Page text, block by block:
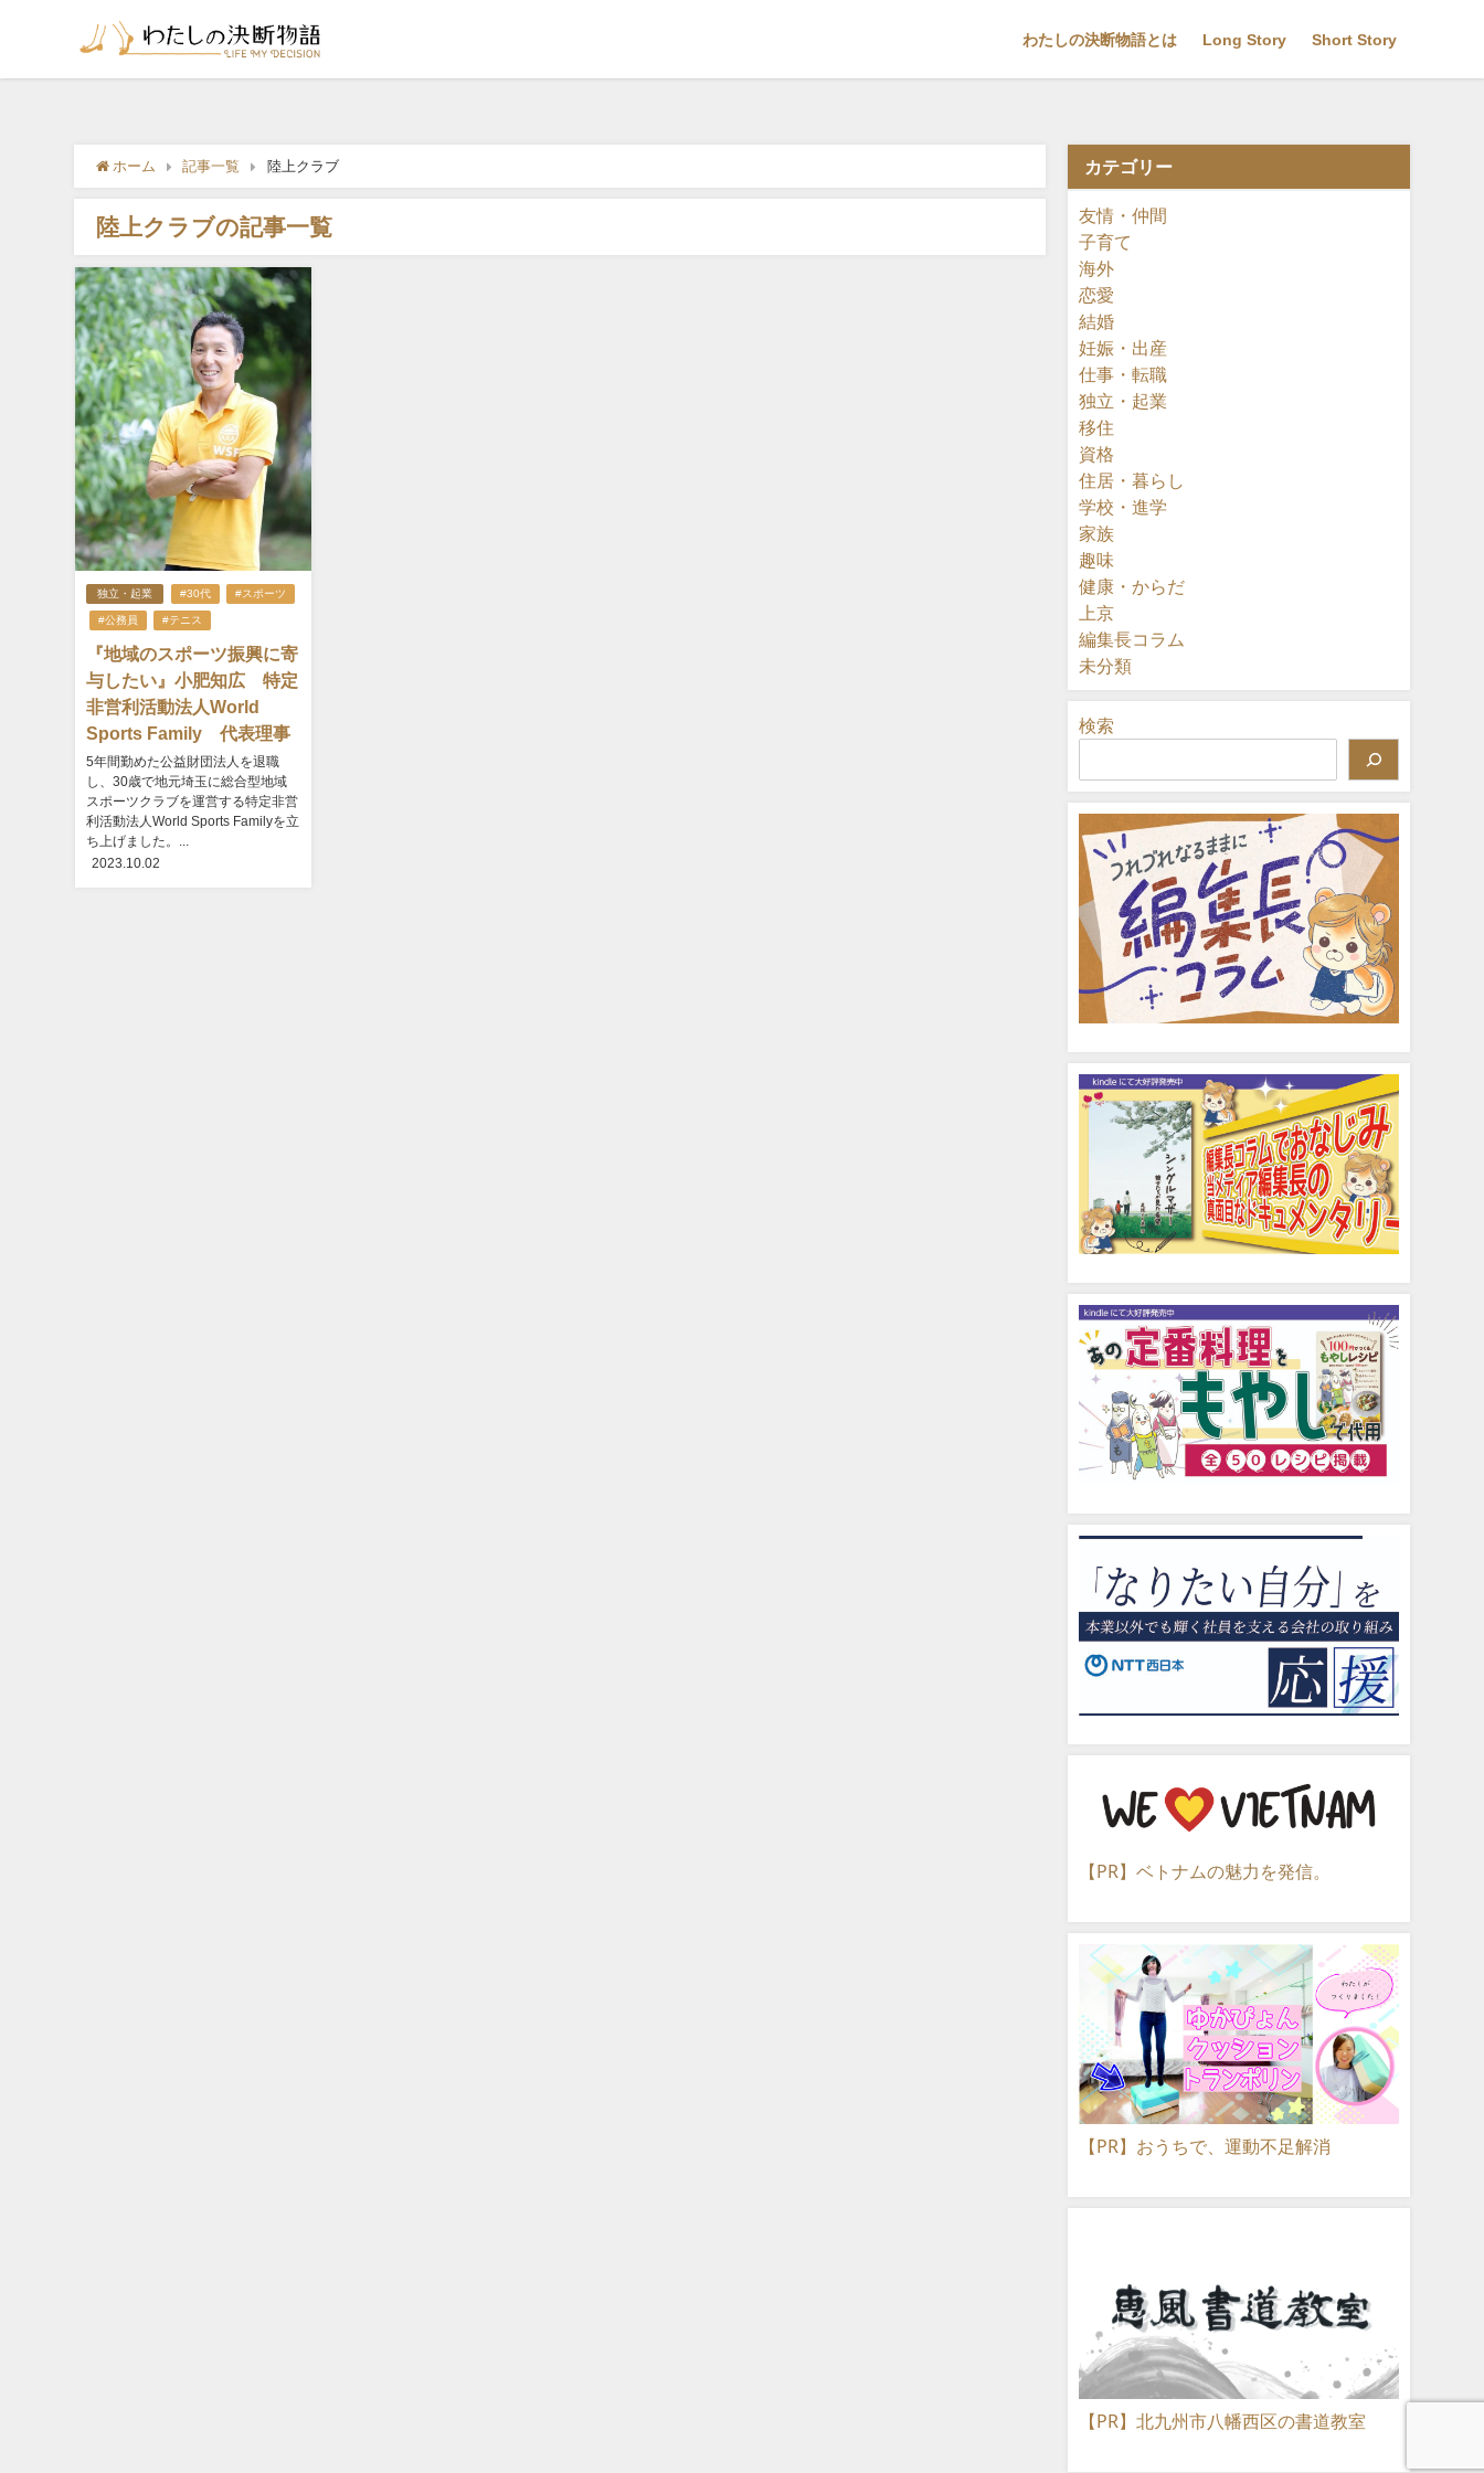
わたしの決断物語とは Long Story Short Story
ホーム 記事一覧 陸上クラブ
陸上クラブの記事一覧
独立・起業 #30代 #スポーツ
#公務員 #テニス
『地域のスポーツ振興に寄
与したい』小肥知広 特定
非営利活動法人World
Sports Family 代表理事
5年間勤めた公益財団法人を退職
し、30歳で地元埼玉に総合型地域
スポーツクラブを運営する特定非営
利活動法人World Sports Familyを立
ち上げました。...
2023.10.02
カテゴリー
友情・仲間
子育て
海外
恋愛
結婚
妊娠・出産
仕事・転職
独立・起業
移住
資格
住居・暮らし
学校・進学
家族
趣味
健康・からだ
上京
編集長コラム
未分類
検索
【PR】ベトナムの魅力を発信。
【PR】おうちで、運動不足解消
【PR】北九州市八幡西区の書道教室